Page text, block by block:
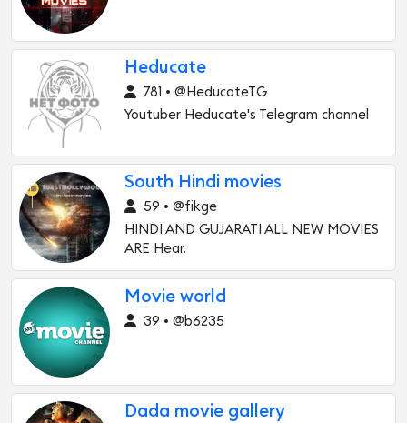
Heducate
781 • @HeducateTG
Youtuber Heducate's Telegram channel
South Hindi movies
59 • @fikge
HINDI AND GUJARATI ALL NEW MOVIES
ARE Hear.
Movie world
39 • @b6235
Dada movie gallery